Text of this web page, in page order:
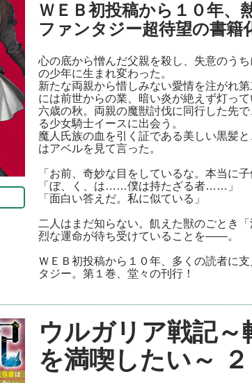
ＷＥＢ初投稿から１０年、
ファンタジー超待望の書籍
心の底から憎んだ父親を殺し、失意のう
の少年に生まれ変わった。
新たな両親から惜しみない愛情を注がれ
には前世からの業、暗い炎が絶えず灯って
六歳の秋。両親の魔獣討伐に同行した先
る少女騎士イースに出会う。
魔人氏族の血を引く証である美しい黒髪
はアベルを見て言った。
「お前、奇妙な目をしているな。本当に子
「ぼ、く、は……僕は持たざる者……」
「面白い答えだ。私に似ている」
二人はまだ知らない。飢えた獣のごとき
烈な運命が待ち受けていることを――。
ＷＥＢ初投稿から１０年、多くの読者に
タジー。第１巻、堂々の刊行！
ウルガリア戦記
を満喫したい～ ２